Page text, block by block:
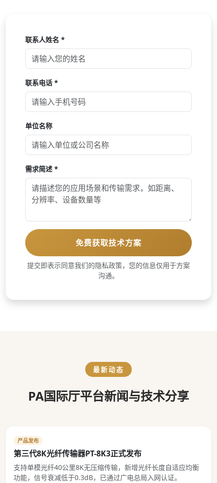
联系人姓名 *
联系电话 *
单位名称
需求简述 *
免费获取技术方案
提交即表示同意我们的隐私政策，您的信息仅用于方案
沟通。
最新动态
PA国际厅平台新闻与技术分享
产品发布
第三代8K光纤传输器PT-8K3正式发布
支持单模光纤40公里8K无压缩传输，新增光纤长度自适应均衡
功能，信号衰减低于0.3dB，已通过广电总局入网认证。